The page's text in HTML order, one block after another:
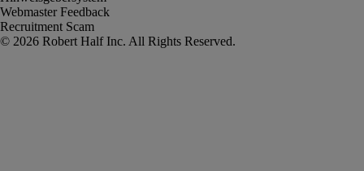
Webmaster Feedback
Recruitment Scam